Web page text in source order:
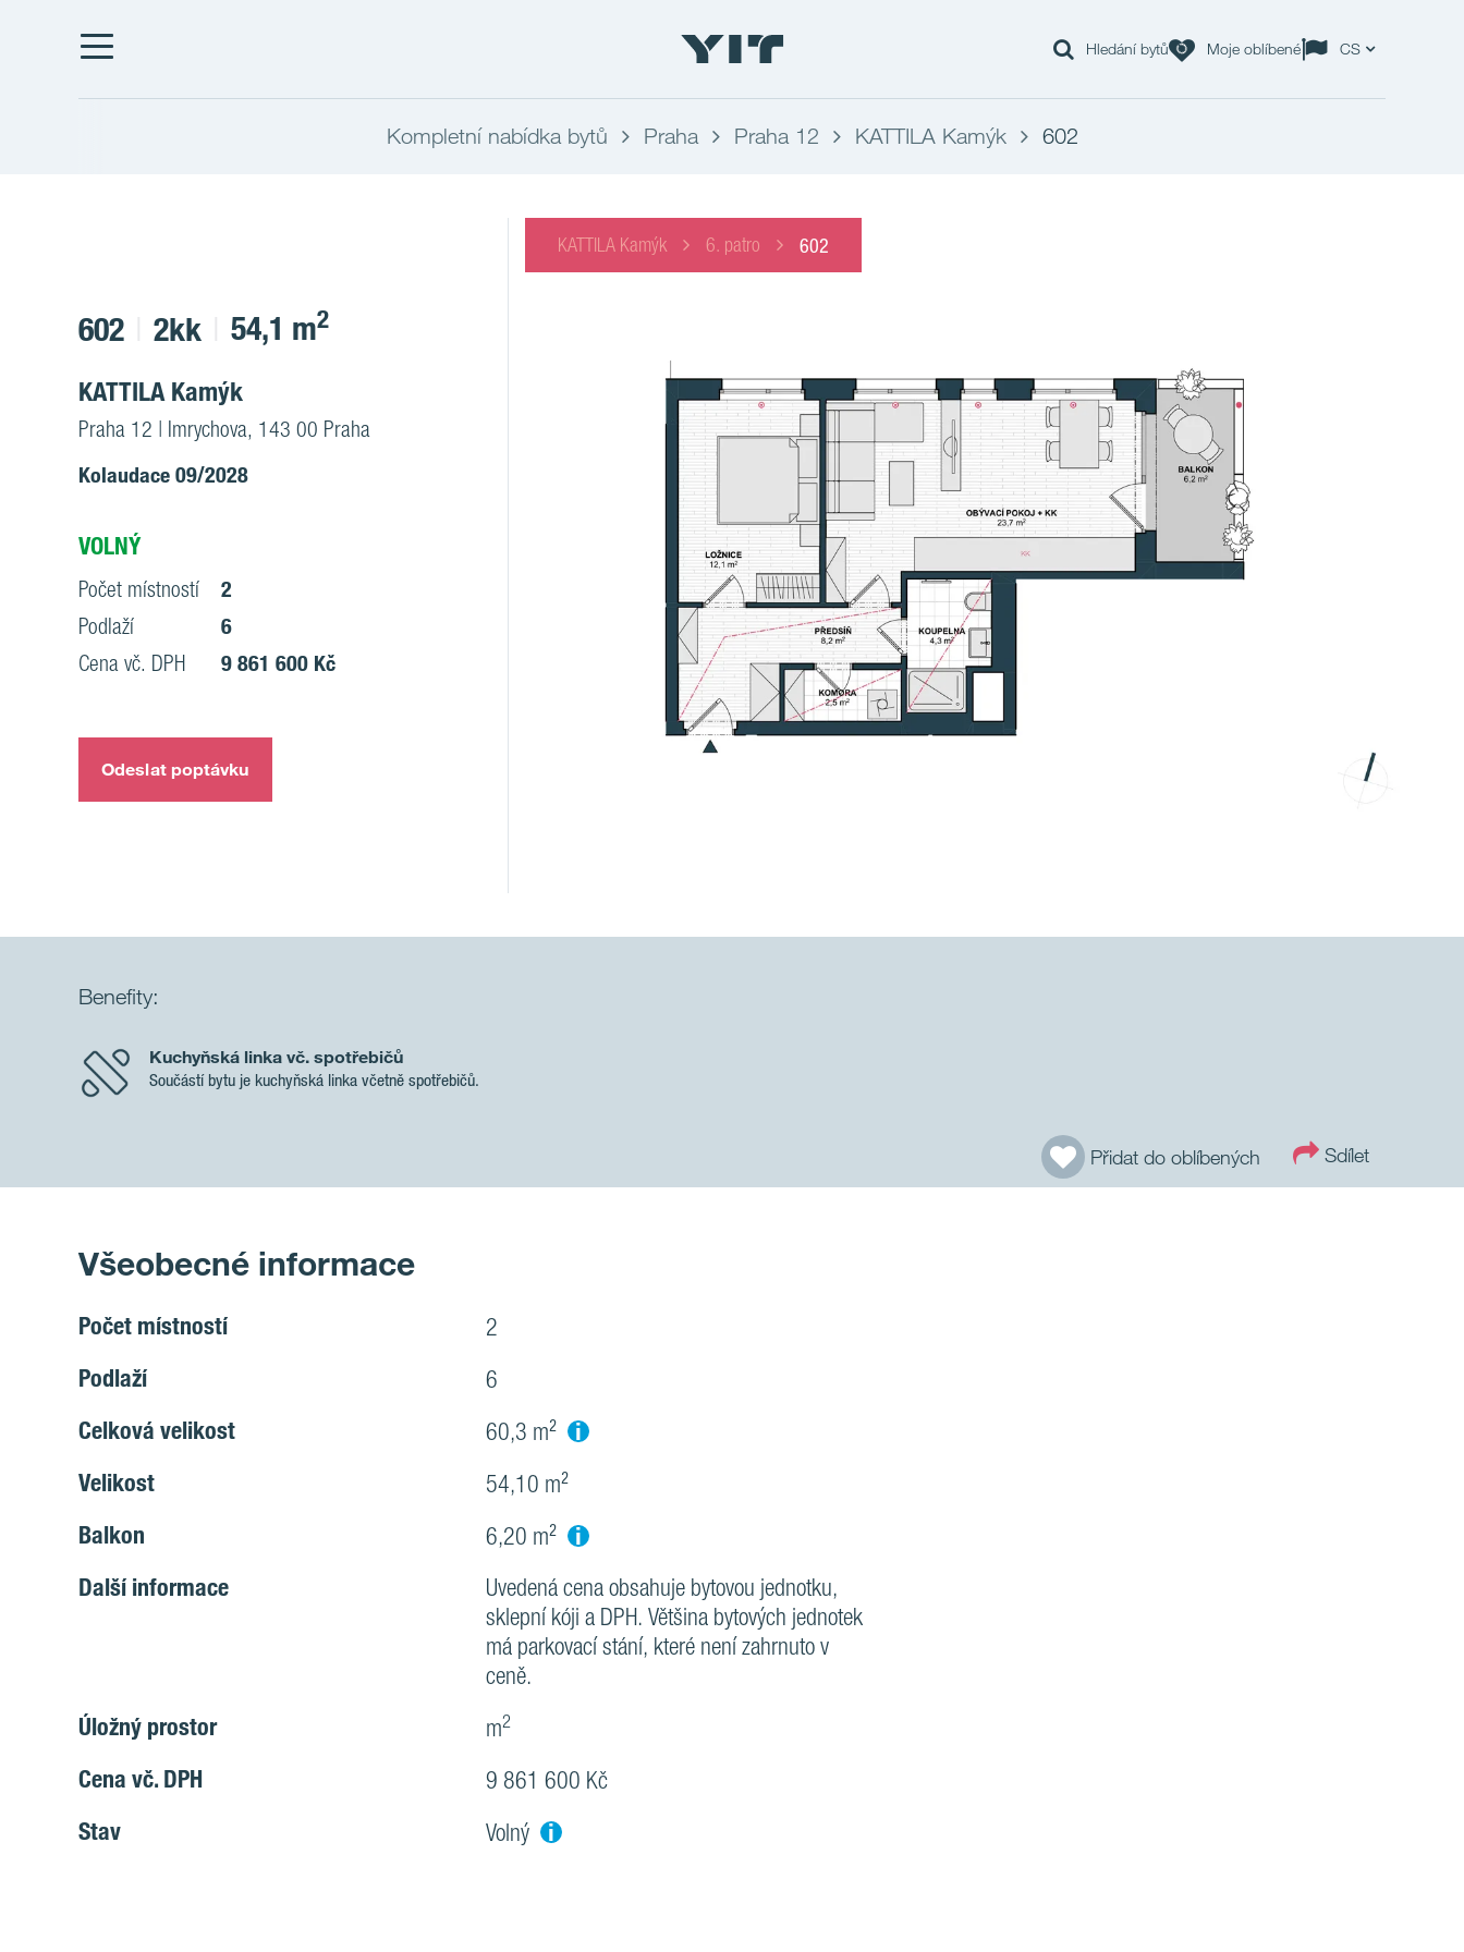
Hledání bytů Moje oblíbené CS
Kompletní nabídka bytů Praha Praha 12 KATTILA Kamýk 602
KATTILA Kamýk 6. patro 602
602 2kk 54,1 m2
KATTILA Kamýk
Praha 12 | Imrychova, 143 00 Praha
Kolaudace 09/2028
VOLNÝ
Počet místností
2
Podlaží
6
Cena vč. DPH
9 861 600 Kč
Odeslat poptávku
Benefity:
Kuchyňská linka vč. spotřebičů
Součástí bytu je kuchyňská linka včetně spotřebičů.
Přidat do oblíbených Sdílet
Všeobecné informace
Počet místností 2
Podlaží 6
Celková velikost 60,3 m² i
Velikost 54,10 m²
Balkon 6,20 m² i
Další informace
Uvedená cena obsahuje bytovou jednotku,
sklepní kóji a DPH. Většina bytových jednotek
má parkovací stání, které není zahrnuto v
ceně.
Úložný prostor m2
Cena vč. DPH 9 861 600 Kč
Stav Volný i